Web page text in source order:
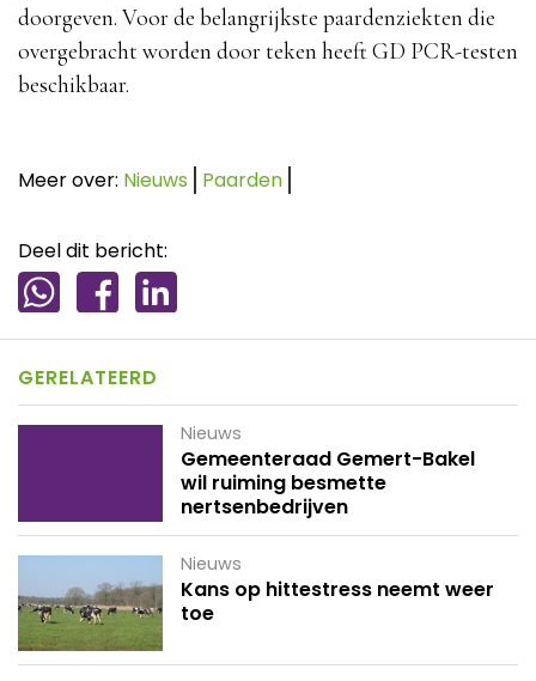
doorgeven. Voor de belangrijkste paardenziekten die
overgebracht worden door teken heeft GD PCR-testen
beschikbaar.
Meer over: Nieuws Paarden
Deel dit bericht:
GERELATEERD
Nieuws
Gemeenteraad Gemert-Bakel
wil ruiming besmette
nertsenbedrijven
Nieuws
Kans op hittestress neemt weer
toe